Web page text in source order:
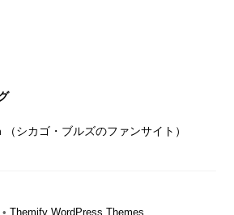
シカゴ・ブルズのファンサイト）
•Themify WordPress Themes